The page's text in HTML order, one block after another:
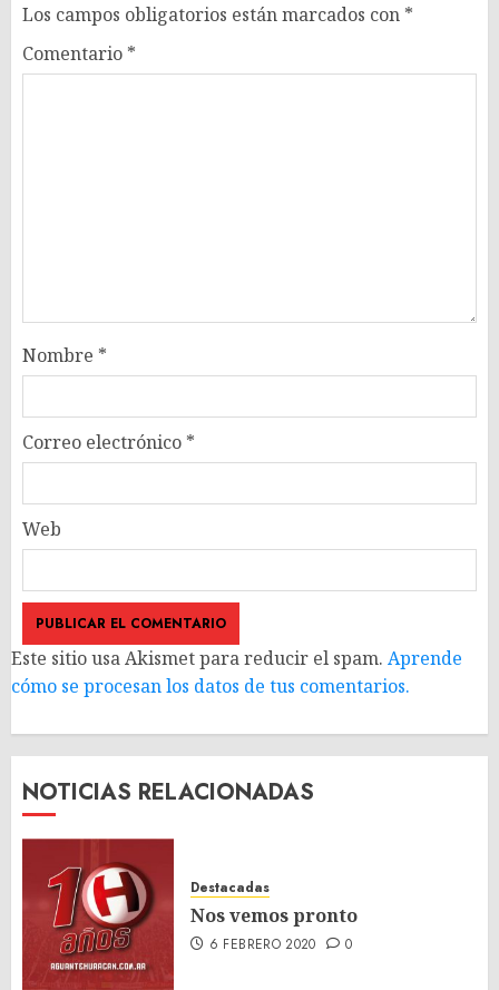
Los campos obligatorios están marcados con *
Comentario *
Nombre *
Correo electrónico *
Web
Este sitio usa Akismet para reducir el spam. Aprende
cómo se procesan los datos de tus comentarios.
NOTICIAS RELACIONADAS
Destacadas
Nos vemos pronto
6 FEBRERO 2020 0